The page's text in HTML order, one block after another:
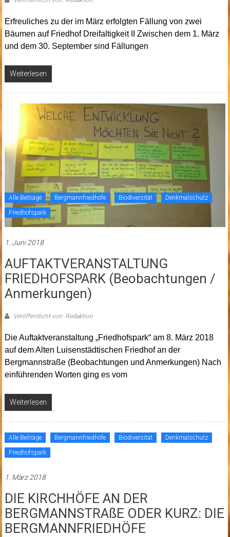
Erfreuliches zu der im März erfolgten Fällung von zwei
Bäumen auf Friedhof Dreifaltigkeit II Zwischen dem 1. März
und dem 30. September sind Fällungen
Weiterlesen
Alle Beiträge Bergmannfriedhöfe Biodiversität Denkmalschutz
Friedhofspark
1. Juni 2018
AUFTAKTVERANSTALTUNG
FRIEDHOFSPARK (Beobachtungen /
Anmerkungen)
Veröffentlicht von: Redaktion
Die Auftaktveranstaltung „Friedhofspark“ am 8. März 2018
auf dem Alten Luisenstädtischen Friedhof an der
Bergmannstraße (Beobachtungen und Anmerkungen) Nach
einführenden Worten ging es vom
Weiterlesen
Alle Beiträge Bergmannfriedhöfe Biodiversität Denkmalschutz
Friedhofspark
1. März 2018
DIE KIRCHHÖFE AN DER
BERGMANNSTRAßE ODER KURZ: DIE
BERGMANNFRIEDHÖFE